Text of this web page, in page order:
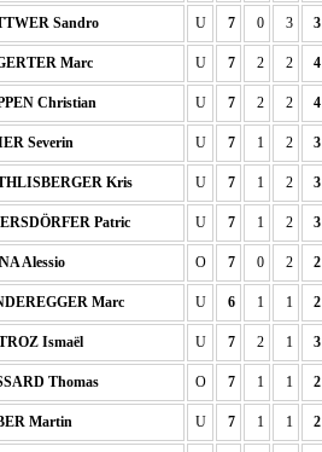
Sandro U 7 0 3 3
Marc U 7 2 2 4
Christian U 7 2 2 4
Severin U 7 1 2 3
Kris U 7 1 2 3
Patric U 7 1 2 3
Alessio O 7 0 2 2
Marc U 6 1 1 2
Ismaël U 7 2 1 3
Thomas O 7 1 1 2
Martin U 7 1 1 2